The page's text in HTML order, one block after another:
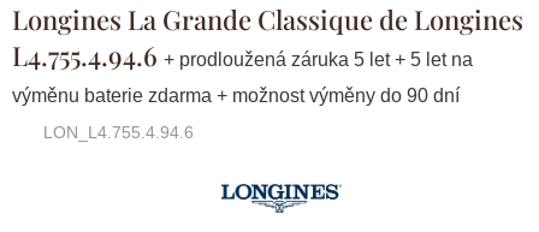
Longines La Grande Classique de Longines
L4.755.4.94.6 + prodloužená záruka 5 let + 5 let na
výměnu baterie zdarma + možnost výměny do 90 dní
LON_L4.755.4.94.6
Značka:Longines